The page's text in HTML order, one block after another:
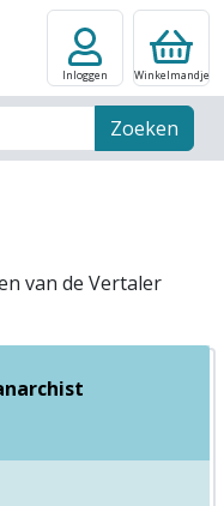
Zoeken
Inloggen Winkelmandje
van de Vertaler